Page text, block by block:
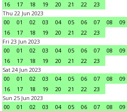
16
17 18 19 20 21 22
23
Thu 22 Jun 2023
00
01 02 03 04 05 06 07 08 09
16
17 18 19 20 21 22
23
Fri 23 Jun 2023
00
01 02 03 04 05 06 07 08 09
16
17 18 19 20 21 22
23
Sat 24 Jun 2023
00
01 02 03 04 05 06 07 08 09
16
17 18 19 20 21 22
23
Sun 25 Jun 2023
00
01 02 03 04 05 06 07 08 09